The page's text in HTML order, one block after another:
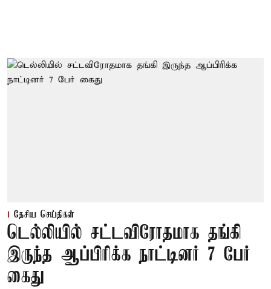
தேசிய செய்திகள்
டெல்லியில் சட்டவிரோதமாக தங்கி
இருந்த ஆப்பிரிக்க நாட்டினர் 7 பேர்
கைது